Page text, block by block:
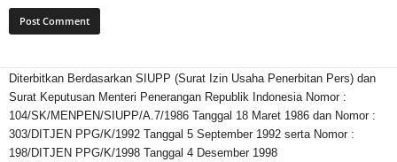
Diterbitkan Berdasarkan SIUPP (Surat Izin Usaha Penerbitan Pers) dan
Surat Keputusan Menteri Penerangan Republik Indonesia Nomor :
104/SK/MENPEN/SIUPP/A.7/1986 Tanggal 18 Maret 1986 dan Nomor :
303/DITJEN PPG/K/1992 Tanggal 5 September 1992 serta Nomor :
198/DITJEN PPG/K/1998 Tanggal 4 Desember 1998